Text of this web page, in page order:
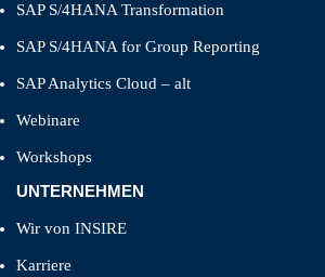
SAP S/4HANA Transformation
SAP S/4HANA for Group Reporting
SAP Analytics Cloud – alt
Webinare
Workshops
UNTERNEHMEN
Wir von INSIRE
Karriere